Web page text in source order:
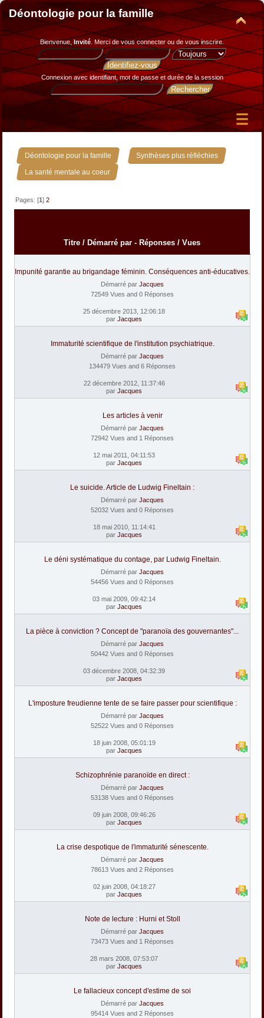
Déontologie pour la famille
Bienvenue, Invité. Merci devous connecter ou de vous inscrire.
Connexion avec identifiant, mot de passe et durée de la session
Déontologie pour la famille » Synthèses plus réfléchies »
La santé mentale au coeur
Pages: [1]2
Titre / Démarré par - Réponses / Vues
Impunité garantie au brigandage féminin. Conséquences anti-éducatives.
Démarré par Jacques
72549 Vues and 0 Réponses
25 décembre 2013, 12:06:18
par Jacques
Immaturité scientifique de l'institution psychiatrique.
Démarré par Jacques
134479 Vues and 6 Réponses
22 décembre 2012, 11:37:46
par Jacques
Les articles à venir
Démarré par Jacques
72942 Vues and 1 Réponses
12 mai 2011, 04:11:53
par Jacques
Le suicide. Article de Ludwig Fineltain :
Démarré par Jacques
52032 Vues and 0 Réponses
18 mai 2010, 11:14:41
par Jacques
Le déni systématique du contage, par Ludwig Fineltain.
Démarré par Jacques
54456 Vues and 0 Réponses
03 mai 2009, 09:42:14
par Jacques
La pièce à conviction ? Concept de "paranoïa des gouvernantes"...
Démarré par Jacques
50442 Vues and 0 Réponses
03 décembre 2008, 04:32:39
par Jacques
L'imposture freudienne tente de se faire passer pour scientifique :
Démarré par Jacques
52522 Vues and 0 Réponses
18 juin 2008, 05:01:19
par Jacques
Schizophrénie paranoïde en direct :
Démarré par Jacques
53138 Vues and 0 Réponses
09 juin 2008, 09:46:26
par Jacques
La crise despotique de l'immaturité sénescente.
Démarré par Jacques
78613 Vues and 2 Réponses
02 juin 2008, 04:18:27
par Jacques
Note de lecture : Hurni et Stoll
Démarré par Jacques
73473 Vues and 1 Réponses
28 mars 2008, 07:53:07
par Jacques
Le fallacieux concept d'estime de soi
Démarré par Jacques
95414 Vues and 2 Réponses